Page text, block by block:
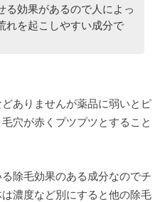
る効果があるので人によっ
れを起こしやすい成分で
ありませんが薬品に弱いとピ
穴が赤くプツプツとすること
除毛効果のある成分なのでチ
濃度など別にすると他の除毛